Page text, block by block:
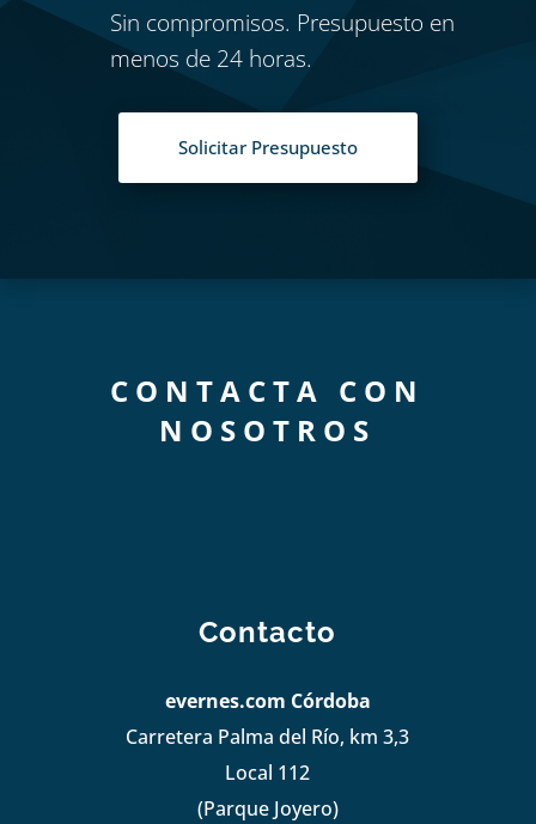
Sin compromisos. Presupuesto en
menos de 24 horas.
Solicitar Presupuesto
CONTACTA CON
NOSOTROS
Contacto
evernes.com Córdoba
Carretera Palma del Río, km 3,3
Local 112
(Parque Joyero)